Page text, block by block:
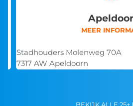
MEER
Stadhouders Molenweg 70A
7317 AW Apeldoorn
BEKIJK ALLE 25+